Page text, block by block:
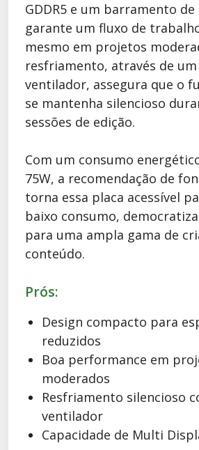
GDDR5 e um barramento
garante um fluxo de
mesmo em projetos
resfriamento, através de
ventilador, assegura que o
se mantenha silencioso
sessões de edição.
Com um consumo
75W, a recomendação de
torna essa placa acessível
baixo consumo,
para uma ampla gama de
conteúdo.
Prós:
Design compacto para
reduzidos
Boa performance em
moderados
Resfriamento silencioso
ventilador
Capacidade de Multi